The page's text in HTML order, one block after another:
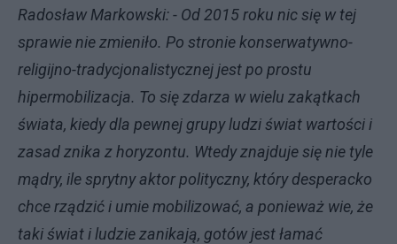
Radosław Markowski: - Od 2015 roku nic się w tej
sprawie nie zmieniło. Po stronie konserwatywno-
religijno-tradycjonalistycznej jest po prostu
hipermobilizacja. To się zdarza w wielu zakątkach
świata, kiedy dla pewnej grupy ludzi świat wartości i
zasad znika z horyzontu. Wtedy znajduje się nie tyle
mądry, ile sprytny aktor polityczny, który desperacko
chce rządzić i umie mobilizować, a ponieważ wie, że
taki świat i ludzie zanikają, gotów jest łamać